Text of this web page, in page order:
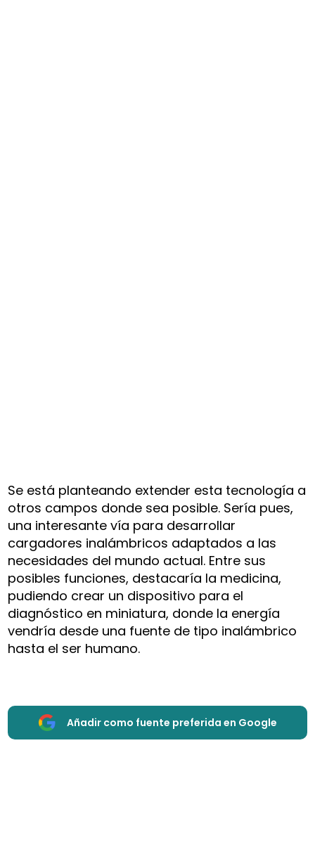
Se está planteando extender esta tecnología a
otros campos donde sea posible. Sería pues,
una interesante vía para desarrollar
cargadores inalámbricos adaptados a las
necesidades del mundo actual. Entre sus
posibles funciones, destacaría la medicina,
pudiendo crear un dispositivo para el
diagnóstico en miniatura, donde la energía
vendría desde una fuente de tipo inalámbrico
hasta el ser humano.
Añadir como fuente preferida en Google